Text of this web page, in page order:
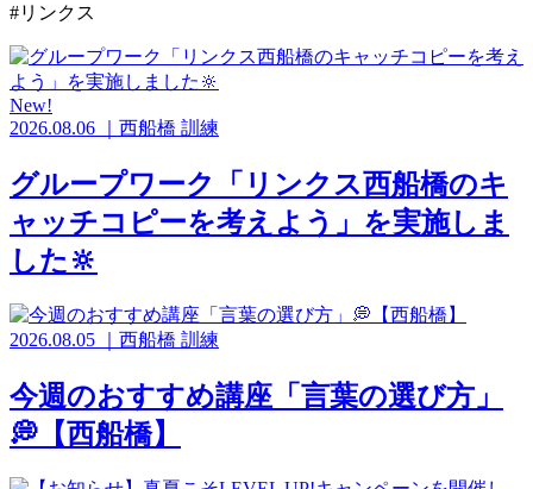
#リンクス
New!
2026.08.06
西船橋 訓練
グループワーク「リンクス西船橋のキ
ャッチコピーを考えよう」を実施しま
した🔆
2026.08.05 西船橋 訓練
今週のおすすめ講座「言葉の選び方」
💭【西船橋】